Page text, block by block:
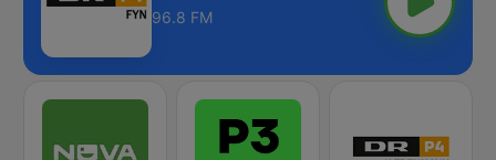
96.8 FM